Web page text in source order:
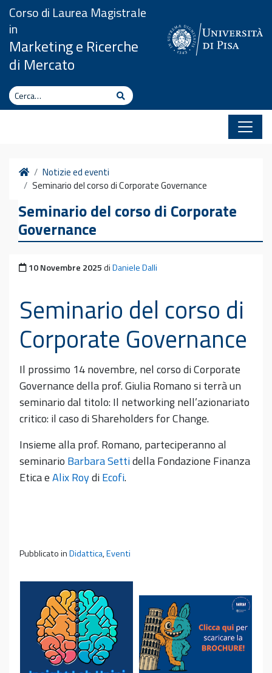
Vai al contenuto
Corso di Laurea Magistrale
in
Marketing e Ricerche
di Mercato
Cerca Cerca
HomeNotizie ed eventi
Seminario del corso di Corporate Governance
Seminario del corso di Corporate
Governance
Pubblicato il
10 Novembre 2025diDaniele Dalli
Seminario del corso di
Corporate Governance
Il prossimo 14 novembre, nel corso di Corporate
Governance della prof. Giulia Romano si terrà un
seminario dal titolo:Il networking nell’azionariato
critico: il caso di Shareholders for Change.
Insieme alla prof. Romano, parteciperanno al
seminario Barbara Settidella Fondazione Finanza
Etica eAlix RoydiEcofi.
Pubblicato inDidattica,Eventi